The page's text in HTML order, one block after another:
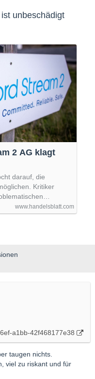
unbeschädigt
2 AG klagt
darauf, die
Kritiker
www.handelsblatt.com
a1bb-42f468177e38
taugen nichts.
viel zu riskant und für